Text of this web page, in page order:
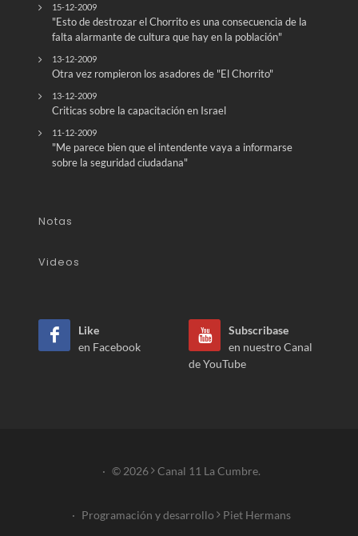
15-12-2009
"Esto de destrozar el Chorrito es una consecuencia de la
falta alarmante de cultura que hay en la población"
13-12-2009
Otra vez rompieron los asadores de "El Chorrito"
13-12-2009
Criticas sobre la capacitación en Israel
11-12-2009
"Me parece bien que el intendente vaya a informarse
sobre la seguridad ciudadana"
Notas
Videos
Like
en Facebook
Subscribase
en nuestro Canal
de YouTube
· © 2026 Canal 11 La Cumbre.
· Programación y desarrollo Piet Hermans